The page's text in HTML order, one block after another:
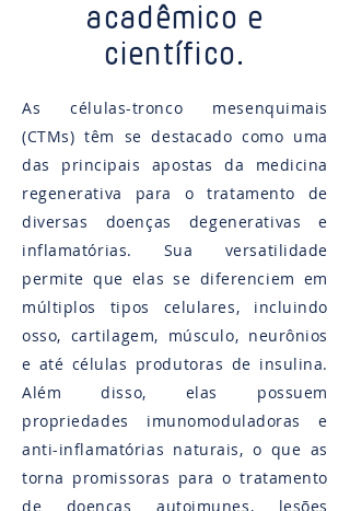
acadêmico e
científico.
As células-tronco mesenquimais
(CTMs) têm se destacado como uma
das principais apostas da medicina
regenerativa para o tratamento de
diversas doenças degenerativas e
inflamatórias. Sua versatilidade
permite que elas se diferenciem em
múltiplos tipos celulares, incluindo
osso, cartilagem, músculo, neurônios
e até células produtoras de insulina​.
Além disso, elas possuem
propriedades imunomoduladoras e
anti-inflamatórias naturais, o que as
torna promissoras para o tratamento
de doenças autoimunes, lesões